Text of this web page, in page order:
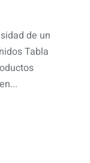
de un
Tabla